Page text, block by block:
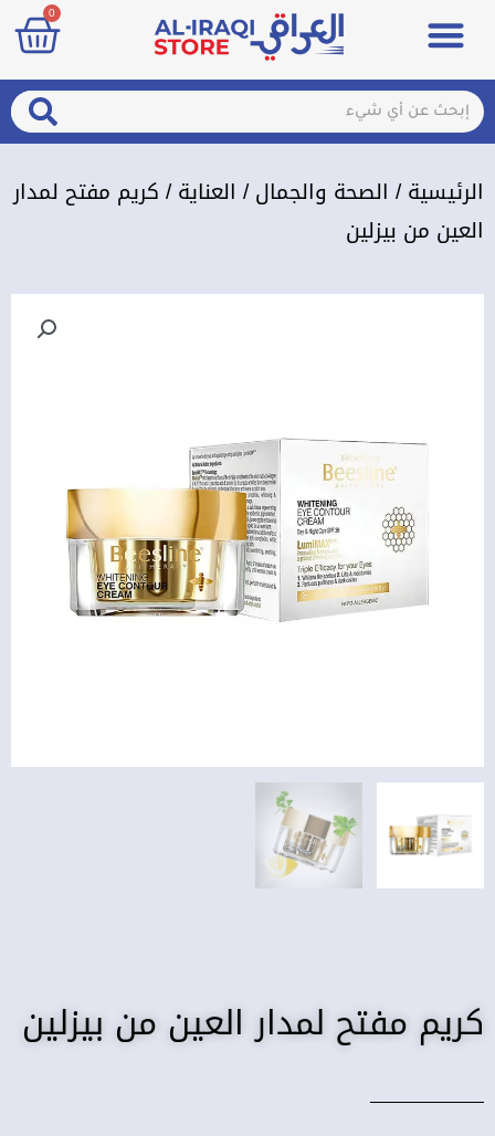
Menu
0
Search
الرئيسية/ الصحة والجمال/ العناية/ كريم مفتح لمدار
العين من بيزلين
كريم مفتح لمدار العين من بيزلين